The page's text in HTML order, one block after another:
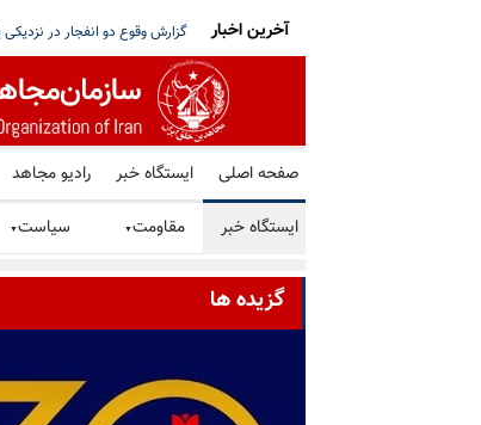
ترامپ: توافق با رژیم ایران را ترجیح می‌دهم، اما
آخرین اخبار
صفحه اصلی ایستگاه خبر رادیو مجاهد
ایستگاه خبر مقاومت▼ سیاست▼
گزیده ها